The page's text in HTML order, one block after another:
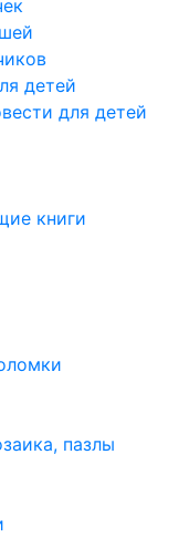
детей
для детей
книги
пазлы